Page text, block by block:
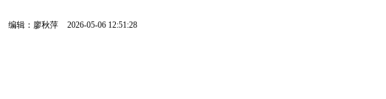
编辑：廖秋萍 2026-05-06 12:51:28